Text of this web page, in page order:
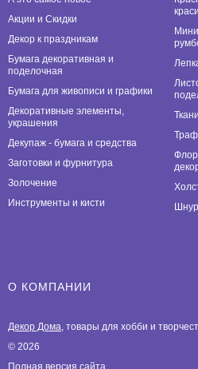
Акции и Скидки
Декор к праздникам
Бумага декоративная и
поделочная
Бумага для живописи и графики
Декоративные элементы,
украшения
Декупаж - бумага и средства
Заготовки и фурнитура
Золочение
Инструменты и кисти
О КОМПАНИИ
Декор Дома , товары для хобби и
© 2026
Полная версия сайта